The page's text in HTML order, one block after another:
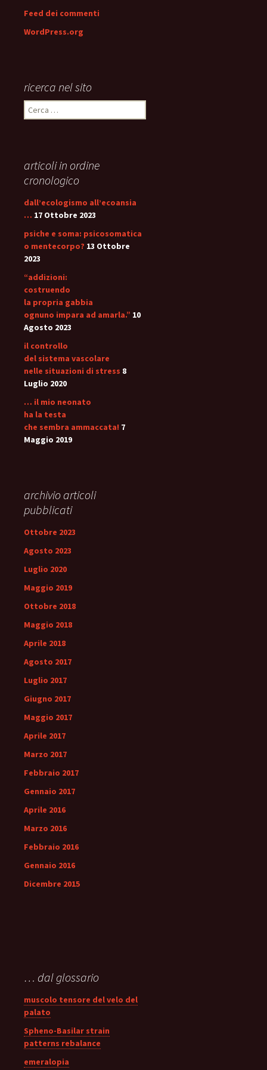
Feed dei commenti
WordPress.org
ricerca nel sito
Ricerca
per:
articoli in ordine
cronologico
dall’ecologismo all’ecoansia
… 17 Ottobre 2023
psiche e soma: psicosomatica
o mentecorpo? 13 Ottobre
2023
“addizioni:
costruendo
la propria gabbia
ognuno impara ad amarla.” 10
Agosto 2023
il controllo
del sistema vascolare
nelle situazioni di stress 8
Luglio 2020
… il mio neonato
ha la testa
che sembra ammaccata! 7
Maggio 2019
archivio articoli
pubblicati
Ottobre 2023
Agosto 2023
Luglio 2020
Maggio 2019
Ottobre 2018
Maggio 2018
Aprile 2018
Agosto 2017
Luglio 2017
Giugno 2017
Maggio 2017
Aprile 2017
Marzo 2017
Febbraio 2017
Gennaio 2017
Aprile 2016
Marzo 2016
Febbraio 2016
Gennaio 2016
Dicembre 2015
… dal glossario
muscolo tensore del velo del
palato
Spheno-Basilar strain
patterns rebalance
emeralopia